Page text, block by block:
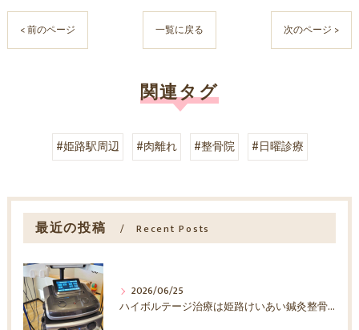
< 前のページ 一覧に戻る 次のページ >
関連タグ
#姫路駅周辺 #肉離れ #整骨院 #日曜診療
最近の投稿 Recent Posts
2026/06/25
ハイボルテージ治療は姫路けいあい鍼灸整骨院へ！